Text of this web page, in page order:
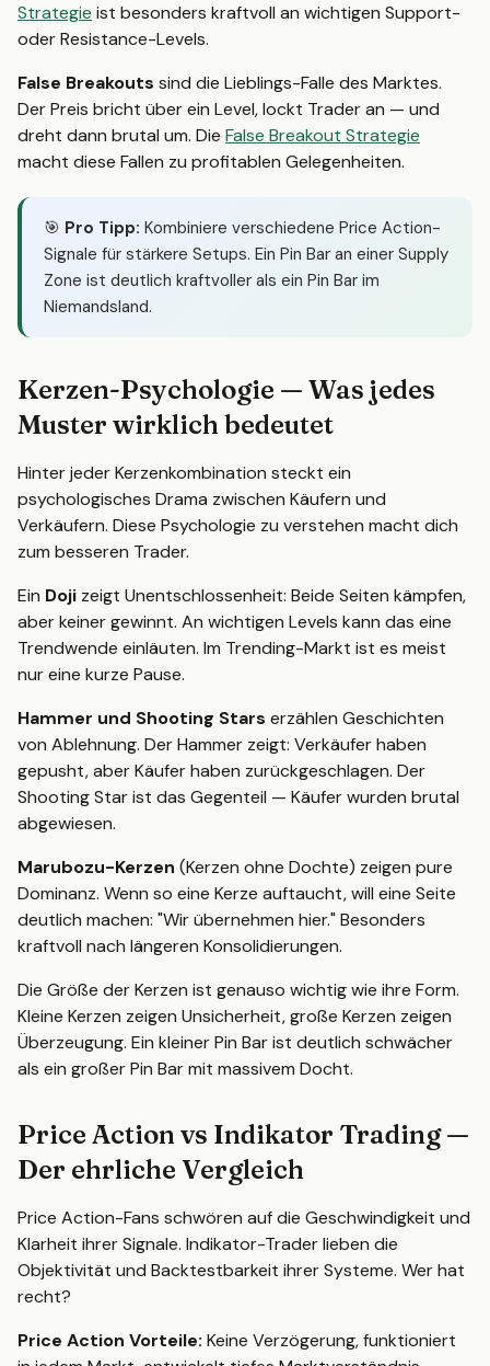
Strategie ist besonders kraftvoll an wichtigen Support-
oder Resistance-Levels.
False Breakouts sind die Lieblings-Falle des Marktes.
Der Preis bricht über ein Level, lockt Trader an — und
dreht dann brutal um. Die False Breakout Strategie
macht diese Fallen zu profitablen Gelegenheiten.
🎯 Pro Tipp: Kombiniere verschiedene Price Action-
Signale für stärkere Setups. Ein Pin Bar an einer Supply
Zone ist deutlich kraftvoller als ein Pin Bar im
Niemandsland.
Kerzen-Psychologie — Was jedes
Muster wirklich bedeutet
Hinter jeder Kerzenkombination steckt ein
psychologisches Drama zwischen Käufern und
Verkäufern. Diese Psychologie zu verstehen macht dich
zum besseren Trader.
Ein Doji zeigt Unentschlossenheit: Beide Seiten kämpfen,
aber keiner gewinnt. An wichtigen Levels kann das eine
Trendwende einläuten. Im Trending-Markt ist es meist
nur eine kurze Pause.
Hammer und Shooting Stars erzählen Geschichten
von Ablehnung. Der Hammer zeigt: Verkäufer haben
gepusht, aber Käufer haben zurückgeschlagen. Der
Shooting Star ist das Gegenteil — Käufer wurden brutal
abgewiesen.
Marubozu-Kerzen (Kerzen ohne Dochte) zeigen pure
Dominanz. Wenn so eine Kerze auftaucht, will eine Seite
deutlich machen: "Wir übernehmen hier." Besonders
kraftvoll nach längeren Konsolidierungen.
Die Größe der Kerzen ist genauso wichtig wie ihre Form.
Kleine Kerzen zeigen Unsicherheit, große Kerzen zeigen
Überzeugung. Ein kleiner Pin Bar ist deutlich schwächer
als ein großer Pin Bar mit massivem Docht.
Price Action vs Indikator Trading —
Der ehrliche Vergleich
Price Action-Fans schwören auf die Geschwindigkeit und
Klarheit ihrer Signale. Indikator-Trader lieben die
Objektivität und Backtestbarkeit ihrer Systeme. Wer hat
recht?
Price Action Vorteile: Keine Verzögerung, funktioniert